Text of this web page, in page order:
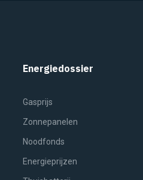
Energiedossier
Gasprijs
Zonnepanelen
Noodfonds
Energieprijzen